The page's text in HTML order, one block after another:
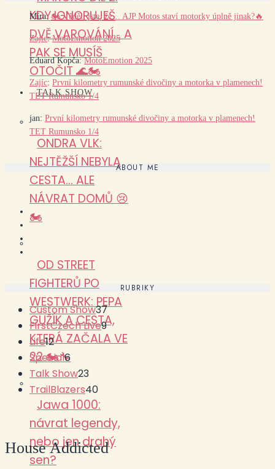
KDY IGNORUJEŠ
DVĚ VAROVÁNÍ… A
PAK SE MUSÍŠ
OTOČIT 🌊🏍️
TALK SHOW
ONDRA VLK:
NEJTĚŽŠÍ NEBYLA
CESTA… ALE
NÁVRAT DOMŮ 😢
🏍️
OD STREET
FIGHTERŮ PO
WESTWERK: PEPA
GUŽÍK A CESTA,
KTERÁ ZAČALA VE
22 🏍️🔧
Jawa 1000:
návrat legendy,
nebo jen drahý
sen?
Míra:🏍️ Věděli jste, že… AJP Motos staví motorky úplně jinak?🔥
Zajíc:MotoEmotion 2025
Eduard Kopča:MotoEmotion 2025
Zajíc: První kilometry rumunské divočiny a motorka v plamenech!
TET Rumunsko 1/4
jan: První kilometry rumunské divočiny a motorka v plamenech!
TET Rumunsko 1/4
ABOUT ME
RUBRIKY
Custom Show37
FirstCzech Live9
Life12
Special6
Talk Show23
TrailBlazers40
House Addicted